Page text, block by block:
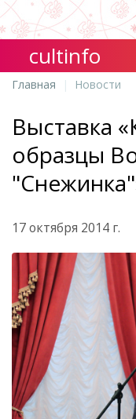
cultinfo
Главная Новости
Выставка
образцы
17 октября 2014 г.